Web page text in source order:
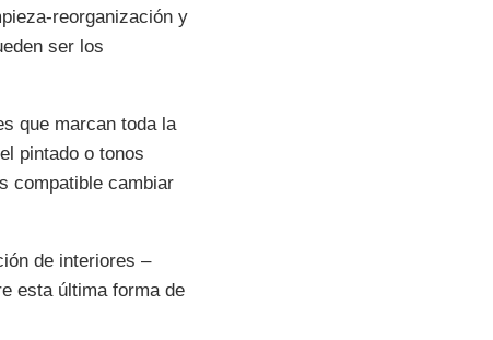
reorganización y
ser los
que marcan toda la
pintado o tonos
compatible cambiar
de interiores –
esta última forma de